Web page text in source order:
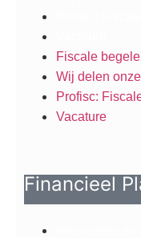
Fiscale
Wij delen
Profisc:
Vacature
Financieel